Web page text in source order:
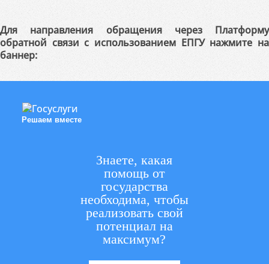
Для направления обращения через Платформу
обратной связи с использованием ЕПГУ нажмите на
баннер:
Решаем вместе
Знаете, какая
помощь от
государства
необходима, чтобы
реализовать свой
потенциал на
максимум?